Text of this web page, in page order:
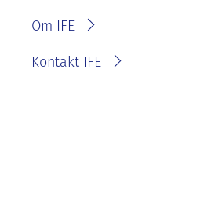
Om IFE
Kontakt IFE
Varsling eller melde